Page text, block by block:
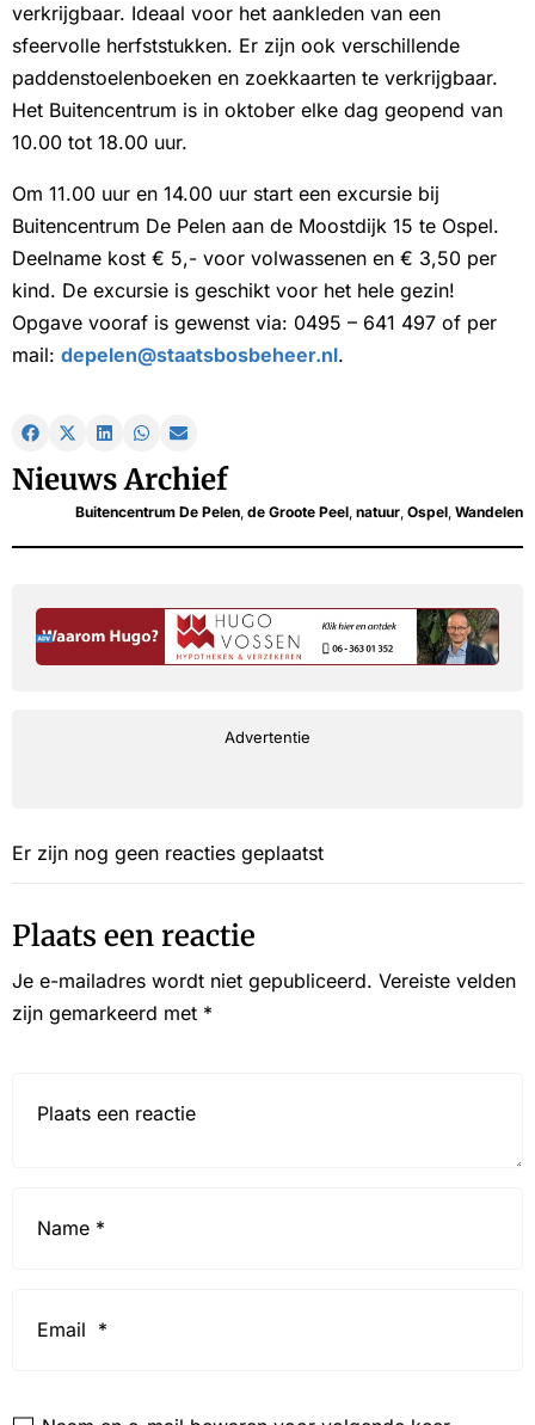
verkrijgbaar. Ideaal voor het aankleden van een
sfeervolle herfststukken. Er zijn ook verschillende
paddenstoelenboeken en zoekkaarten te verkrijgbaar.
Het Buitencentrum is in oktober elke dag geopend van
10.00 tot 18.00 uur.
Om 11.00 uur en 14.00 uur start een excursie bij
Buitencentrum De Pelen aan de Moostdijk 15 te Ospel.
Deelname kost € 5,- voor volwassenen en € 3,50 per
kind. De excursie is geschikt voor het hele gezin!
Opgave vooraf is gewenst via: 0495 – 641 497 of per
mail: depelen@staatsbosbeheer.nl.
Nieuws Archief
Buitencentrum De Pelen, de Groote Peel, natuur, Ospel, Wandelen
Advertentie
Er zijn nog geen reacties geplaatst
Plaats een reactie
Je e-mailadres wordt niet gepubliceerd. Vereiste velden
zijn gemarkeerd met *